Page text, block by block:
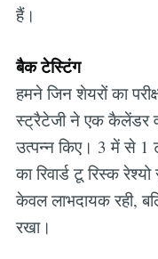
हैं।
बैक टेस्टिंग
हमने जिन शेयरों का
स्ट्रैटेजी ने एक कैलेंडर
उत्पन्न किए। 3 में से 1
का रिवार्ड टू रिस्क
केवल लाभदायक रही,
रखा।